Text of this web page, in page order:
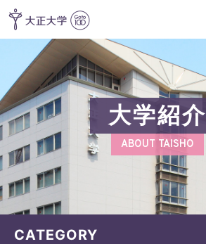
大学紹介
ABOUT TAISHO
CATEGORY